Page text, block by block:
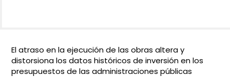
El atraso en la ejecución de las obras altera y
distorsiona los datos históricos de inversión en los
presupuestos de las administraciones públicas